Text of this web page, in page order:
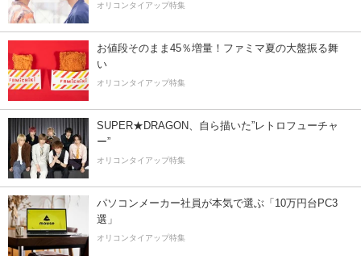
オリコンタイアップ特集
お値段そのまま45％増量！ファミマ夏の大盤振る舞
い
オリコンタイアップ特集
SUPER★DRAGON、自ら描いた”レトロフューチャ
ー”
オリコンタイアップ特集
パソコンメーカー社員が本気で選ぶ「10万円台PC3
選」
オリコンタイアップ特集